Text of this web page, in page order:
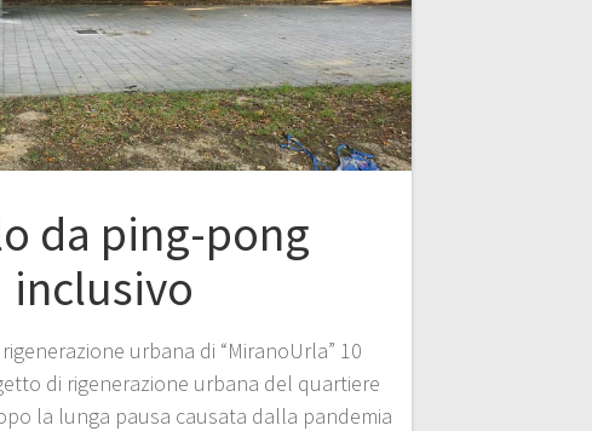
da ping-pong
inclusivo
urbana di “MiranoUrla” 10
di rigenerazione urbana del quartiere
la lunga pausa causata dalla pandemia